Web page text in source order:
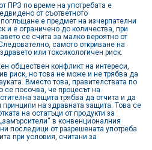
ПРЗ по време на употребата е
от съответното
е предмет на изчерпателни
и е ограничено до количества, при
се счита за малко вероятно от
самото откриване на
или токсикологичен риск.
обществен конфликт на интереси,
риск, но това не може и не трябва да
Вместо това, правителствата по
се посочва, че процесът на
защита трябва да отчита и да
на здравната защита. Това се
на остатъци от продукти за
в конвенционалния
последици от разрешената употреба
при условия, считани за